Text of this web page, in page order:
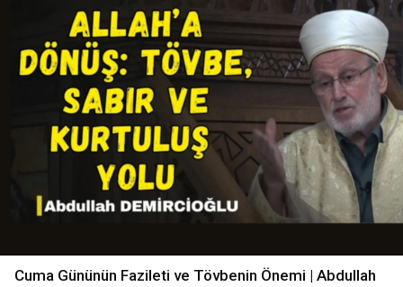
Cuma Gününün Fazileti ve Tövbenin Önemi | Abdullah